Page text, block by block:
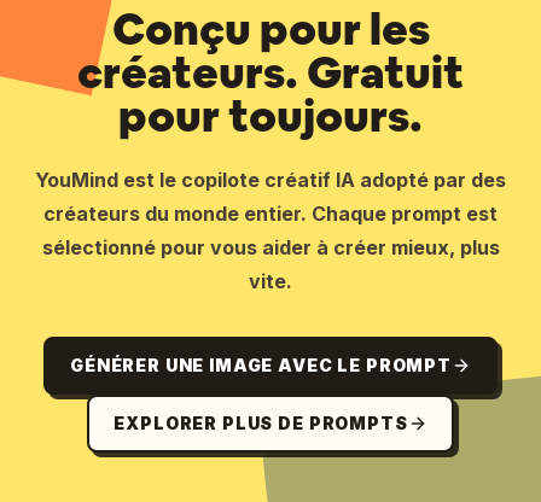
Conçu pour les
créateurs. Gratuit
pour toujours.
YouMind est le copilote créatif IA adopté par des
créateurs du monde entier. Chaque prompt est
sélectionné pour vous aider à créer mieux, plus
vite.
GÉNÉRER UNE IMAGE AVEC LE PROMPT
EXPLORER PLUS DE PROMPTS